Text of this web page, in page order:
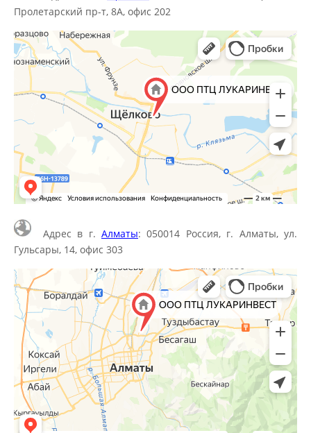
Пролетарский пр-т, 8А, офис 202
Адрес в г. Алматы: 050014 Россия, г. Алматы, ул.
Гульсары, 14, офис 303